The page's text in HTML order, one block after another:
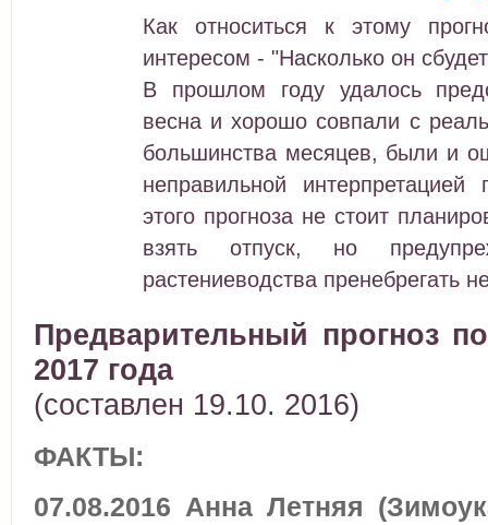
Как относиться к этому
интересом - "Насколько он
В прошлом году удалось
весна и хорошо совпали с
большинства месяцев, были и
неправильной
этого прогноза не стоит
взять отпуск, но
растениеводства пренебрегать
Предварительный прогноз
2017 года
(составлен 19.10. 2016)
ФАКТЫ:
07.08.2016 Анна Летняя